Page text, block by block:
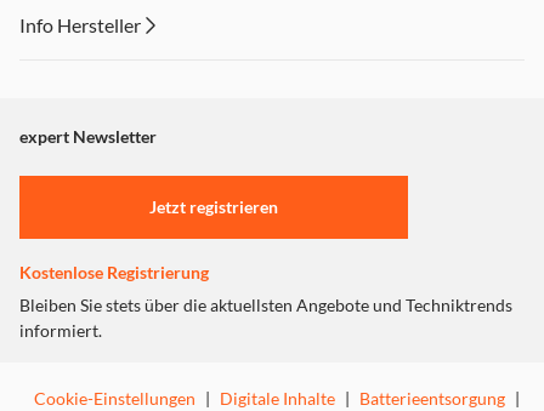
Info Hersteller
"Marketing".
Einstellungen anpassen
expert Newsletter
Jetzt registrieren
Kostenlose Registrierung
Bleiben Sie stets über die aktuellsten Angebote und Techniktrends
informiert.
Cookie-Einstellungen | Digitale Inhalte | Batterieentsorgung |